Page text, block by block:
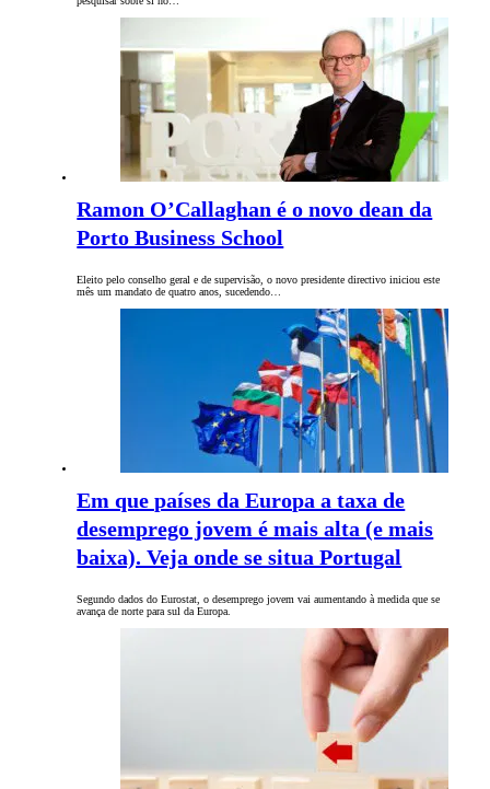
Ramon O’Callaghan é o novo dean da
Porto Business School
Eleito pelo conselho geral e de supervisão, o novo presidente directivo iniciou este
mês um mandato de quatro anos, sucedendo…
Em que países da Europa a taxa de
desemprego jovem é mais alta (e mais
baixa). Veja onde se situa Portugal
Segundo dados do Eurostat, o desemprego jovem vai aumentando à medida que se
avança de norte para sul da Europa.